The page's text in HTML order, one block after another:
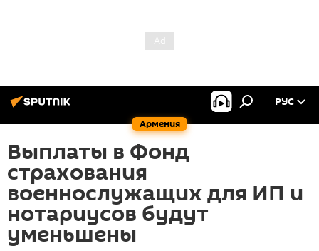
Армения
РУС
Выплаты в Фонд
страхования
военнослужащих для ИП и
нотариусов будут
уменьшены